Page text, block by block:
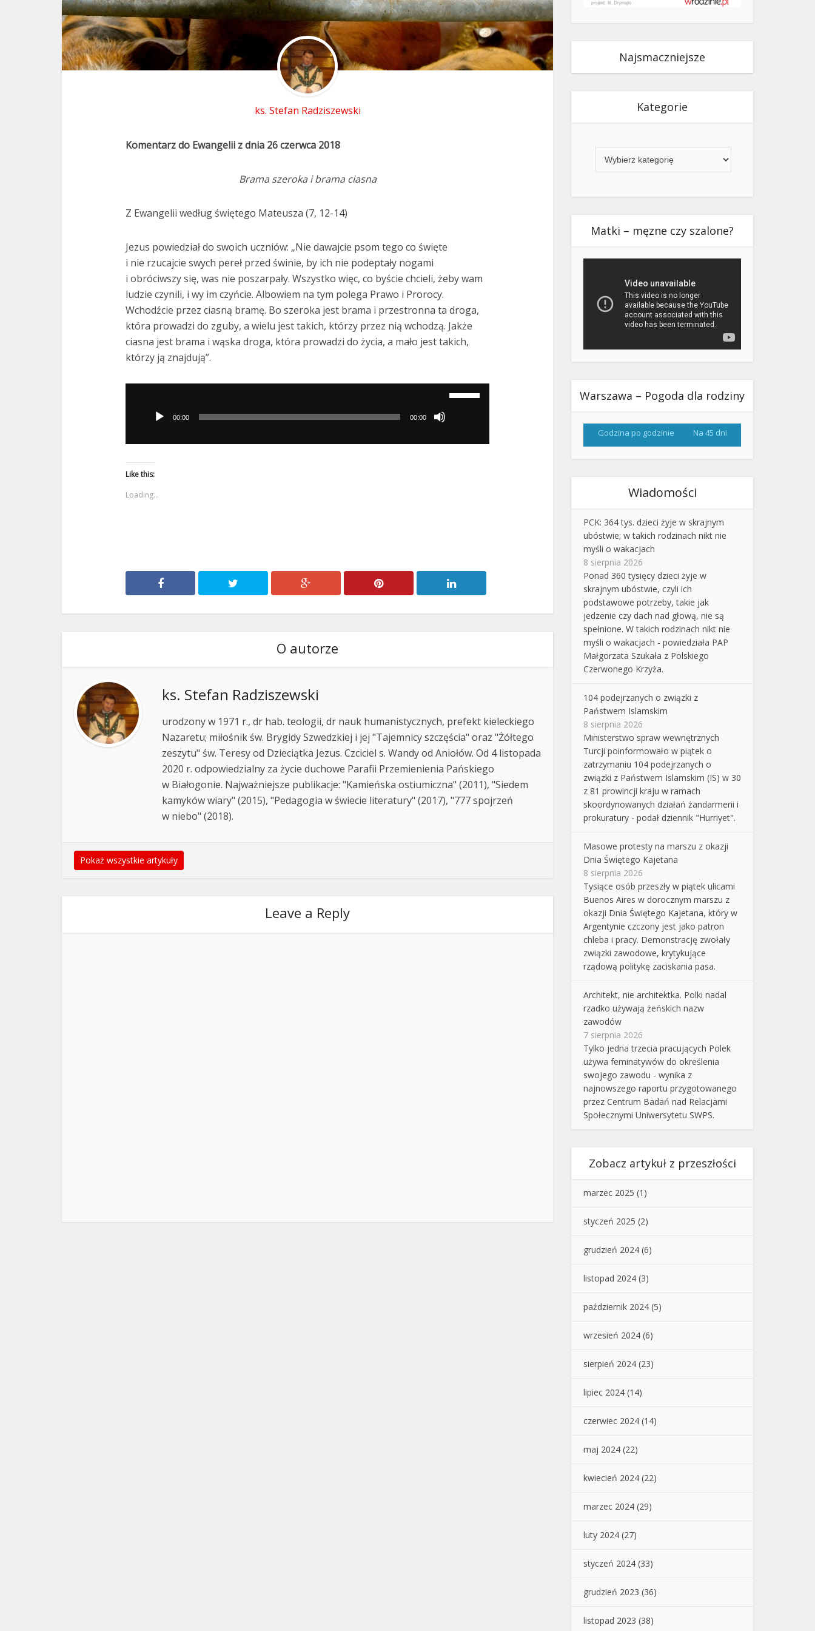
ks. Stefan Radziszewski
Komentarz do Ewangelii z dnia 26 czerwca 2018
Brama szeroka i brama ciasna
Z Ewangelii według świętego Mateusza (7, 12-14)
Jezus powiedział do swoich uczniów: „Nie dawajcie psom tego co święte
i nie rzucajcie swych pereł przed świnie, by ich nie podeptały nogami
i obróciwszy się, was nie poszarpały. Wszystko więc, co byście chcieli, żeby wam
ludzie czynili, i wy im czyńcie. Albowiem na tym polega Prawo i Prorocy.
Wchodźcie przez ciasną bramę. Bo szeroka jest brama i przestronna ta droga,
która prowadzi do zguby, a wielu jest takich, którzy przez nią wchodzą. Jakże
ciasna jest brama i wąska droga, która prowadzi do życia, a mało jest takich,
którzy ją znajdują”.
dźwiękowych
00:00 00:00
Like this:
Loading...
O autorze
ks. Stefan Radziszewski
urodzony w 1971 r., dr hab. teologii, dr nauk humanistycznych, prefekt kieleckiego
Nazaretu; miłośnik św. Brygidy Szwedzkiej i jej "Tajemnicy szczęścia" oraz "Żółtego
zeszytu" św. Teresy od Dzieciątka Jezus. Czciciel s. Wandy od Aniołów. Od 4 listopada
2020 r. odpowiedzialny za życie duchowe Parafii Przemienienia Pańskiego
w Białogonie. Najważniejsze publikacje: "Kamieńska ostiumiczna" (2011), "Siedem
kamyków wiary" (2015), "Pedagogia w świecie literatury" (2017), "777 spojrzeń
w niebo" (2018).
Pokaż wszystkie artykuły
Leave a Reply
Najsmaczniejsze
Kategorie
Matki – męzne czy szalone?
Warszawa – Pogoda dla rodziny
Godzina po godzinie Na 45 dni
Wiadomości
PCK: 364 tys. dzieci żyje w skrajnym
ubóstwie; w takich rodzinach nikt nie
myśli o wakacjach
8 sierpnia 2026
Ponad 360 tysięcy dzieci żyje w
skrajnym ubóstwie, czyli ich
podstawowe potrzeby, takie jak
jedzenie czy dach nad głową, nie są
spełnione. W takich rodzinach nikt nie
myśli o wakacjach - powiedziała PAP
Małgorzata Szukała z Polskiego
Czerwonego Krzyża.
104 podejrzanych o związki z
Państwem Islamskim
8 sierpnia 2026
Ministerstwo spraw wewnętrznych
Turcji poinformowało w piątek o
zatrzymaniu 104 podejrzanych o
związki z Państwem Islamskim (IS) w 30
z 81 prowincji kraju w ramach
skoordynowanych działań żandarmerii i
prokuratury - podał dziennik "Hurriyet".
Masowe protesty na marszu z okazji
Dnia Świętego Kajetana
8 sierpnia 2026
Tysiące osób przeszły w piątek ulicami
Buenos Aires w dorocznym marszu z
okazji Dnia Świętego Kajetana, który w
Argentynie czczony jest jako patron
chleba i pracy. Demonstrację zwołały
związki zawodowe, krytykujące
rządową politykę zaciskania pasa.
Architekt, nie architektka. Polki nadal
rzadko używają żeńskich nazw
zawodów
7 sierpnia 2026
Tylko jedna trzecia pracujących Polek
używa feminatywów do określenia
swojego zawodu - wynika z
najnowszego raportu przygotowanego
przez Centrum Badań nad Relacjami
Społecznymi Uniwersytetu SWPS.
Zobacz artykuł z przeszłości
marzec 2025 (1)
styczeń 2025 (2)
grudzień 2024 (6)
listopad 2024 (3)
październik 2024 (5)
wrzesień 2024 (6)
sierpień 2024 (23)
lipiec 2024 (14)
czerwiec 2024 (14)
maj 2024 (22)
kwiecień 2024 (22)
marzec 2024 (29)
luty 2024 (27)
styczeń 2024 (33)
grudzień 2023 (36)
listopad 2023 (38)